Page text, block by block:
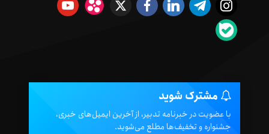
مشترک شوید
با عضویت در خبرنامه تدبیر، از آخرین ایمیل‌های خبری،
جشنواره و تخفیف‌ها مطلع می‌شوید.